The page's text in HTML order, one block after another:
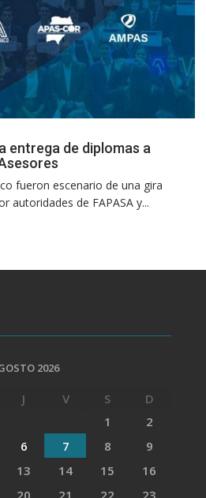
entrega de diplomas a
fueron escenario de una gira
autoridades de FAPASA y...
2026
J V S
D
1
2
6 7 8
9
13 14 15
16
20 21 22 23